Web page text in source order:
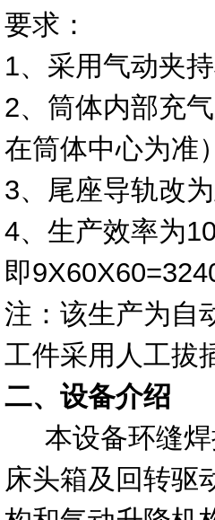
要求：
1、采用气动夹
2、筒体内部充
在筒体中心为准
3、尾座导轨改
4、生产效率为
即
注：该生产为自
工件采用人工拔
二、 设备介绍
本设备环缝焊
床头箱及回转驱